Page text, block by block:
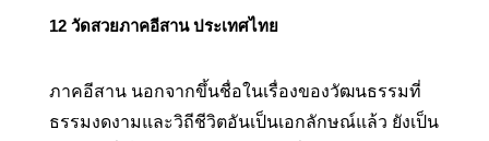
12 วัดสวยภาคอีสาน ประเทศไทย
ภาคอีสาน นอกจากขึ้นชื่อในเรื่องของวัฒนธรรมที่
ธรรมงดงามและวิถีชีวิตอันเป็นเอกลักษณ์แล้ว ยังเป็น